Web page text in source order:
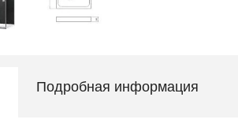
Подробная информация